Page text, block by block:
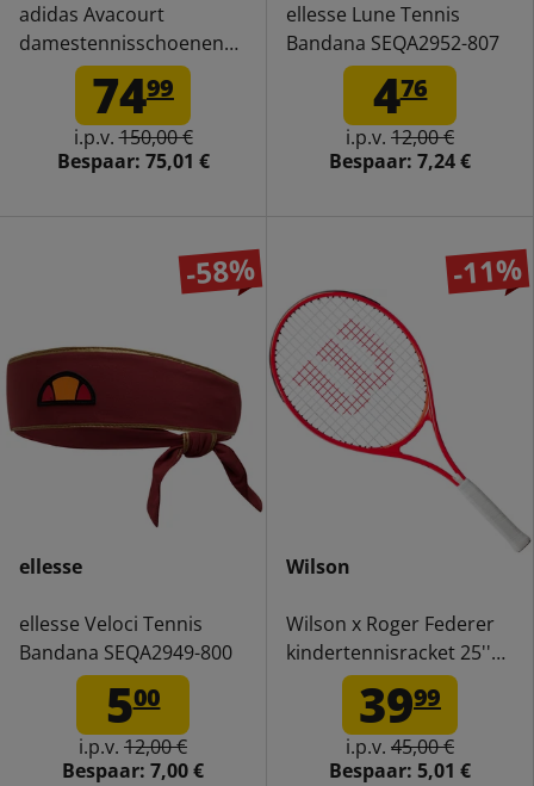
adidas Avacourt
damestennisschoenen
GX7814 7499
i.p.v.150,00 €
Bespaar: 75,01 €
ellesse Lune Tennis
Bandana SEQA2952-807
476
i.p.v. 12,00 €
Bespaar: 7,24 €
-58%
ellesse
ellesse Veloci Tennis
Bandana SEQA2949-800
500
i.p.v. 12,00 €
Bespaar: 7,00 €
-11%
Wilson
Wilson x Roger Federer
kindertennisracket 25''
WR054310H
3999
i.p.v. 45,00 €
Bespaar: 5,01 €